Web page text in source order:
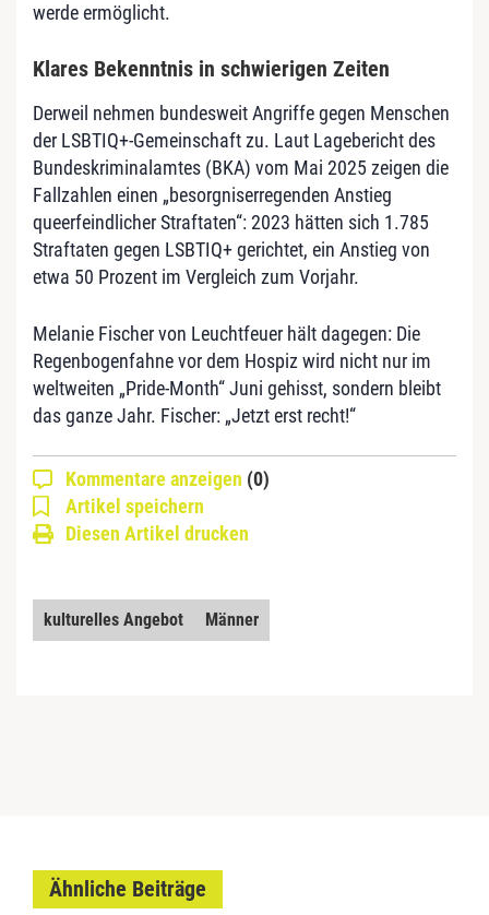
werde ermöglicht.
Klares Bekenntnis in schwierigen Zeiten
Derweil nehmen bundesweit Angriffe gegen Menschen
der LSBTIQ+-Gemeinschaft zu. Laut Lagebericht des
Bundeskriminalamtes (BKA) vom Mai 2025 zeigen die
Fallzahlen einen „besorgniserregenden Anstieg
queerfeindlicher Straftaten“: 2023 hätten sich 1.785
Straftaten gegen LSBTIQ+ gerichtet, ein Anstieg von
etwa 50 Prozent im Vergleich zum Vorjahr.
Melanie Fischer von Leuchtfeuer hält dagegen: Die
Regenbogenfahne vor dem Hospiz wird nicht nur im
weltweiten „Pride-Month“ Juni gehisst, sondern bleibt
das ganze Jahr. Fischer: „Jetzt erst recht!“
Kommentare anzeigen (0)
Artikel speichern
Diesen Artikel drucken
kulturelles Angebot Männer
Ähnliche Beiträge